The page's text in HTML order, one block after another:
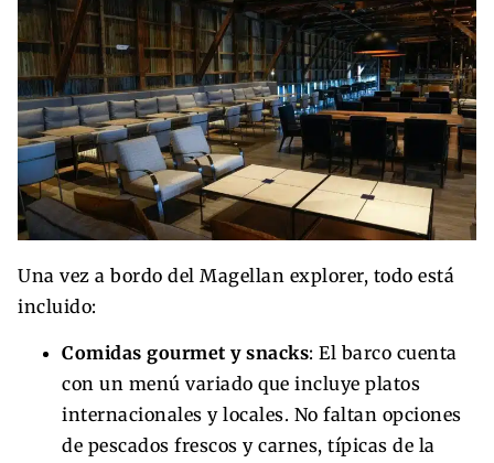
Una vez a bordo del Magellan explorer, todo está
incluido:
Comidas gourmet y snacks: El barco cuenta
con un menú variado que incluye platos
internacionales y locales. No faltan opciones
de pescados frescos y carnes, típicas de la